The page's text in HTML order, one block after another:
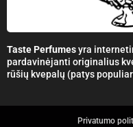
Taste Perfumesyra
pardavinėjanti originalius
rūšių kvepalų (patys
Privatumo